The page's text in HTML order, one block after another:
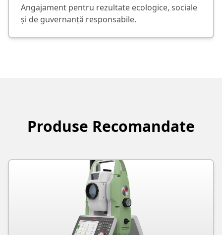
Angajament pentru rezultate ecologice, sociale
și de guvernanță responsabile.
Produse Recomandate